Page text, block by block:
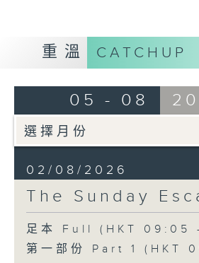
重溫 CATCHUP
05 - 08
02/08/2026
The Sunday
足本 Full (HKT 09:05
第一部份 Part 1 (HKT